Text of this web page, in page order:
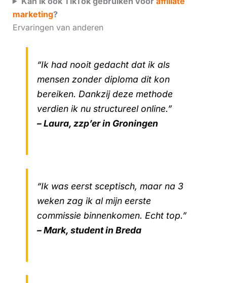
marketing?
Ervaringen van anderen
“Ik had nooit gedacht dat ik als
mensen zonder diploma dit kon
bereiken. Dankzij deze methode
verdien ik nu structureel online.”
– Laura, zzp’er in Groningen
“Ik was eerst sceptisch, maar na 3
weken zag ik al mijn eerste
commissie binnenkomen. Echt top.”
– Mark, student in Breda